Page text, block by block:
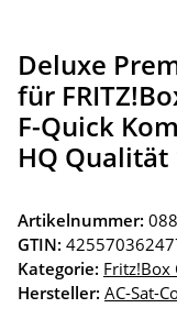
Deluxe
für
F-Quick
HQ
Artikelnummer:
GTIN:
Kategorie: Fritz!Box
Hersteller: AC-Sat-